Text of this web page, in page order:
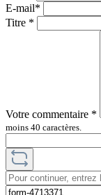
E-mail*
Titre *
Votre commentaire *
moins 40 caractères.